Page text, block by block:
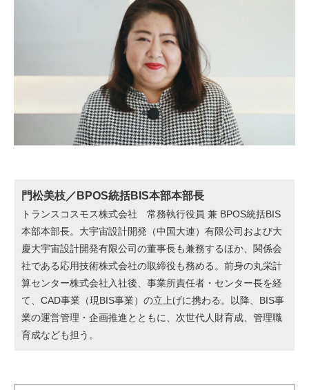
門松美枝／BPOS統括BIS本部本部長
トランスコスモス株式会社 常務執行役員 兼 BPOS統括BIS
本部本部長。大宇宙設計開発（中国大連）有限公司および大
慶大宇宙設計開発有限公司の董事長も兼務するほか、関係会
社である応用技術株式会社の取締役も務める。前身の丸栄計
算センター株式会社入社後、事業所責任者・センター長を経
て、CAD事業（現BIS事業）の立上げに携わる。以降、BIS事
業の運営管理・企画推進とともに、次世代人財育成、管理職
育成なども担う。